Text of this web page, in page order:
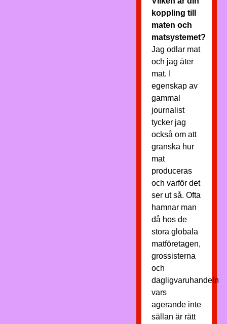
koppling till
maten och
matsystemet?
Jag odlar mat
och jag äter
mat. I
egenskap av
gammal
journalist
tycker jag
också om att
granska hur
mat
produceras
och varför det
ser ut så. Ofta
hamnar man
då hos de
stora globala
matföretagen,
grossisterna
och
dagligvaruhandeln
vars
agerande inte
sällan är rätt